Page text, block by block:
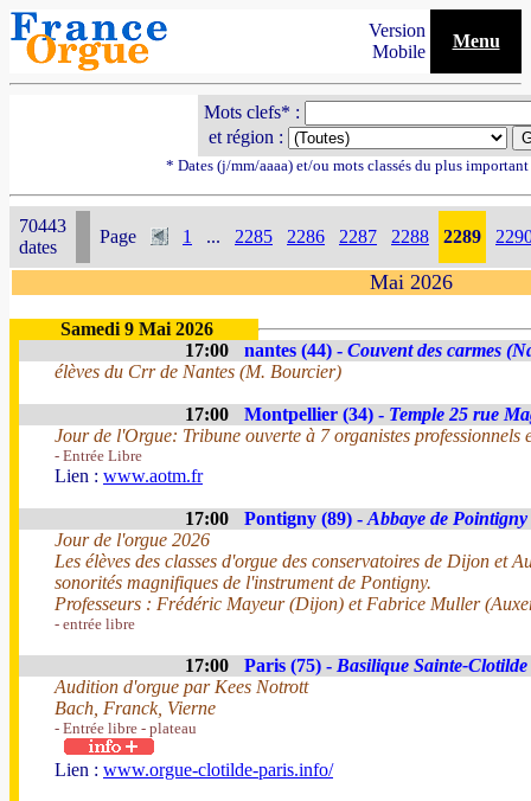
Version
Mobile
Menu
Mots clefs* :
et région :
* Dates (j/mm/aaaa) et/ou mots classés du plus
70443
dates
Page 1 ... 2285 2286 2287 2288 2289
Mai 2026
Samedi 9 Mai 2026
17:00
nantes (44) - Couvent des carmes
élèves du Crr de Nantes (M. Bourcier)
17:00 Montpellier (34) - Temple 25 rue
Jour de l'Orgue: Tribune ouverte à 7 organistes professionnels
- Entrée Libre
Lien : www.aotm.fr
17:00 Pontigny (89) - Abbaye de Pointigny
Jour de l'orgue 2026
Les élèves des classes d'orgue des conservatoires de Dijon et
sonorités magnifiques de l'instrument de Pontigny.
Professeurs : Frédéric Mayeur (Dijon) et Fabrice Muller
- entrée libre
17:00 Paris (75) - Basilique Sainte-Clotilde
Audition d'orgue par Kees Notrott
Bach, Franck, Vierne
- Entrée libre - plateau
Lien : www.orgue-clotilde-paris.info/